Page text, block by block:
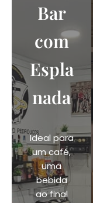
Bar
com
Espla
nada
Ideal para
um café,
uma
bebida
ao final